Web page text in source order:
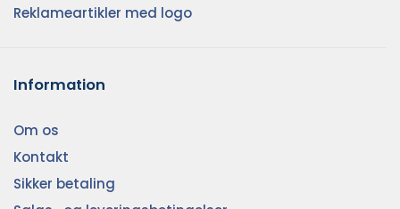
Reklameartikler med logo
Information
Om os
Kontakt
Sikker betaling